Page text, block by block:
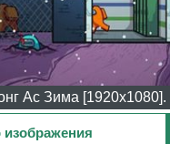
Ас Зима [1920x1080].